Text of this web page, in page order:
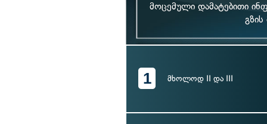
მოცემული დამატებითი
1 მხოლოდ II და III